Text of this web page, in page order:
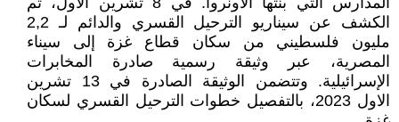
الكشف عن سيناريو الترحيل القسري والدائم لـ 2,2
مليون فلسطيني من سكان قطاع غزة إلى سيناء
المصرية، عبر وثيقة رسمية صادرة المخابرات
الإسرائيلية. وتتضمن الوثيقة الصادرة في 13 تشرين
الاول 2023، بالتفصيل خطوات الترحيل القسري لسكان